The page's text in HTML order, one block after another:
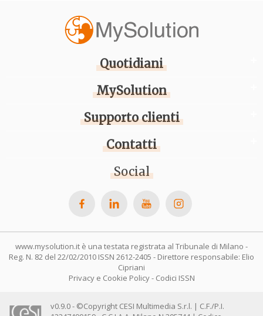
Quotidiani
MySolution
Supporto clienti
Contatti
Social
www.mysolution.it è una testata registrata al Tribunale di Milano -
Reg. N. 82 del 22/02/2010 ISSN 2612-2405 - Direttore responsabile: Elio
Cipriani
Privacy e Cookie Policy- Codici ISSN
v0.9.0 - ©Copyright CESI Multimedia S.r.l. | C.F./P.I.